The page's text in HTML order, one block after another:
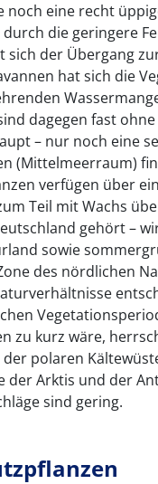
noch eine recht
die geringere
sich der Übergang
hat sich die
dagegen fast
– nur noch eine
(Mittelmeerraum)
verfügen über
Teil mit Wachs
gehört –
sowie
des nördlichen
zu kurz wäre,
polaren
der Arktis und der
sind gering.